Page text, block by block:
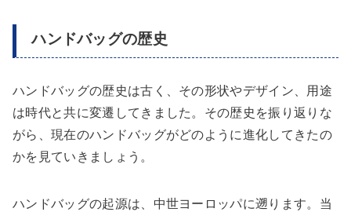
ハンドバッグの歴史
ハンドバッグの歴史は古く、その形状やデザイン、用途
は時代と共に変遷してきました。その歴史を振り返りな
がら、現在のハンドバッグがどのように進化してきたの
かを見ていきましょう。
ハンドバッグの起源は、中世ヨーロッパに遡ります。当